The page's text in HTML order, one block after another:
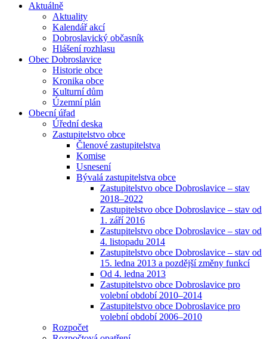
Aktuálně
Aktuality
Kalendář akcí
Dobroslavický občasník
Hlášení rozhlasu
Obec Dobroslavice
Historie obce
Kronika obce
Kulturní dům
Územní plán
Obecní úřad
Úřední deska
Zastupitelstvo obce
Členové zastupitelstva
Komise
Usnesení
Bývalá zastupitelstva obce
Zastupitelstvo obce Dobroslavice – stav
2018–2022
Zastupitelstvo obce Dobroslavice – stav od
1. září 2016
Zastupitelstvo obce Dobroslavice – stav od
4. listopadu 2014
Zastupitelstvo obce Dobroslavice – stav od
15. ledna 2013 a pozdější změny funkcí
Od 4. ledna 2013
Zastupitelstvo obce Dobroslavice pro
volební období 2010–2014
Zastupitelstvo obce Dobroslavice pro
volební období 2006–2010
Rozpočet